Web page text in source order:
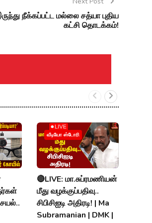
நீக்கப்பட்ட மல்லை சத்யா புதிய
கட்சி தொடக்கம்!
வீடியோ ஸ்டோரி
🔴LIVE: மா.சுப்ரமணியன்
மீது வழக்குப்பதிவு..
சிபிசிஐடி அதிரடி! | Ma
Subramanian | DMK |